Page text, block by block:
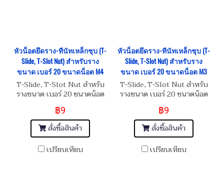
หัวน็อตยึดราง-ทีนัทเหล็กชุบ (T-
Slide, T-Slot Nut) สำหรับราง
ขนาด เบอร์ 20 ขนาดน็อต M4
T-Slide, T-Slot Nut สำหรับ
รางขนาด เบอร์ 20 ขนาดน็อต
M4
฿9
สั่งซื้อสินค้า
เปรียบเทียบ
หัวน็อตยึดราง-ทีนัทเหล็กชุบ (T-
Slide, T-Slot Nut) สำหรับราง
ขนาด เบอร์ 20 ขนาดน็อต M3
T-Slide, T-Slot Nut สำหรับ
รางขนาด เบอร์ 20 ขนาดน็อต
M3
฿9
สั่งซื้อสินค้า
เปรียบเทียบ